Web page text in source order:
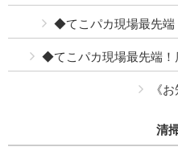
◆てこパカ現場最先端
◆てこパカ現場最先端！
《
清